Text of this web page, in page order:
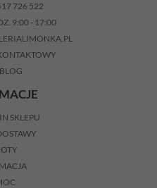
726 522
9:00 - 17:00
SKLEPU